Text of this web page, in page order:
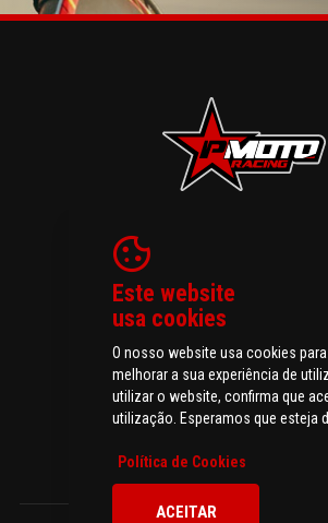
Resolução de Litígios
Todos os direitos
Este website
usa cookies
O nosso website usa cookies para
melhorar a sua experiência de
utilizar o website, confirma que
utilização. Esperamos que esteja
Política de Cookies
ACEITAR